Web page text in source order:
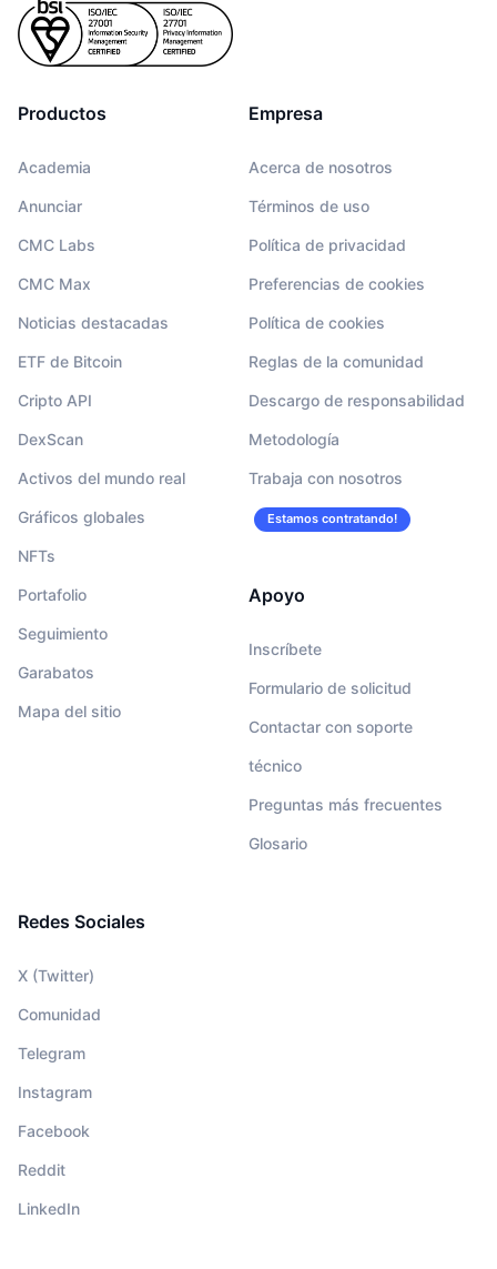
Productos
Academia
Anunciar
CMC Labs
CMC Max
Noticias destacadas
ETF de Bitcoin
Cripto API
DexScan
Activos del mundo real
Gráficos globales
NFTs
Portafolio
Seguimiento
Garabatos
Mapa del sitio
Empresa
Acerca de nosotros
Términos de uso
Política de privacidad
Preferencias de cookies
Política de cookies
Reglas de la comunidad
Descargo de responsabilidad
Metodología
Trabaja con nosotros
Estamos contratando!
Apoyo
Inscríbete
Formulario de solicitud
Contactar con soporte
técnico
Preguntas más frecuentes
Glosario
Redes Sociales
X (Twitter)
Comunidad
Telegram
Instagram
Facebook
Reddit
LinkedIn